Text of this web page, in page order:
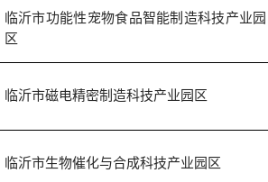
临沂市功能性宠物食品智能制造科技产业园
区
临沂市磁电精密制造科技产业园区
临沂市生物催化与合成科技产业园区